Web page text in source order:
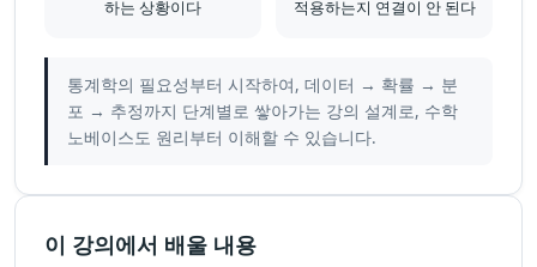
하는 상황이다
적용하는지 연결이 안 된다
통계학의 필요성부터 시작하여, 데이터 → 확률 → 분
포 → 추정까지 단계별로 쌓아가는 강의 설계로, 수학
노베이스도 원리부터 이해할 수 있습니다.
이 강의에서 배울 내용